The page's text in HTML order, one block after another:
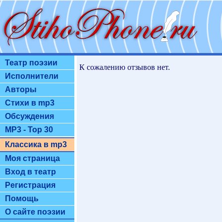
Театр поэзии
Исполнители
Авторы
Стихи в mp3
Обсуждения
MP3 - Top 30
Классика в mp3
Моя страница
Вход в театр
Регистрация
Помощь
О сайте поэзии
К сожалению отзывов нет.